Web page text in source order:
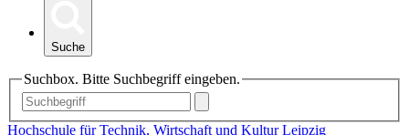
Suche
Suchbox. Bitte Suchbegriff eingeben.
Hochschule für Technik, Wirtschaft und Kultur Leipzig